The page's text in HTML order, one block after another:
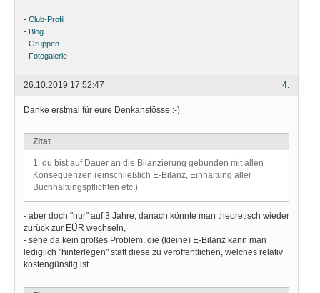
- Club-Profil
- Blog
- Gruppen
- Fotogalerie
4.
26.10.2019 17:52:47
Danke erstmal für eure Denkanstösse :-)
Zitat
1. du bist auf Dauer an die Bilanzierung gebunden mit allen
Konsequenzen (einschließlich E-Bilanz, Einhaltung aller
Buchhaltungspflichten etc.)
- aber doch "nur" auf 3 Jahre, danach könnte man theoretisch wieder
zurück zur EÜR wechseln,
- sehe da kein großes Problem, die (kleine) E-Bilanz kann man
lediglich "hinterlegen" statt diese zu veröffentlichen, welches relativ
kostengünstig ist